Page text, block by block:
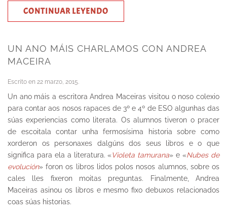
CONTINUAR LEYENDO
UN ANO MÁIS CHARLAMOS CON ANDREA
MACEIRA
Escrito en 22 marzo, 2015.
Un ano máis a escritora Andrea Maceiras visitou o noso colexio
para contar aos nosos rapaces de 3º e 4º de ESO algunhas das
súas experiencias como literata. Os alumnos tiveron o pracer
de escoitala contar unha fermosísima historia sobre como
xorderon os personaxes dalgúns dos seus libros e o que
significa para ela a literatura. «Violeta tamurana» e «Nubes de
evolución» foron os libros lidos polos nosos alumnos, sobre os
cales lles fixeron moitas preguntas. Finalmente, Andrea
Maceiras asinou os libros e mesmo fixo debuxos relacionados
coas súas historias.